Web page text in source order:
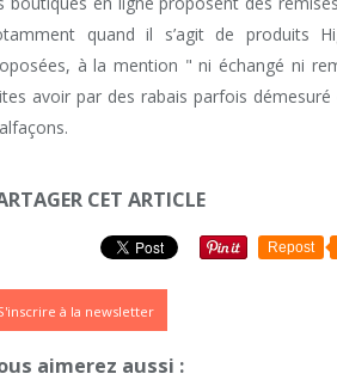
quand il s’agit de produits
à la mention " ni échangé ni
avoir par des rabais parfois
CET ARTICLE
Repost
à la newsletter
aimerez aussi :